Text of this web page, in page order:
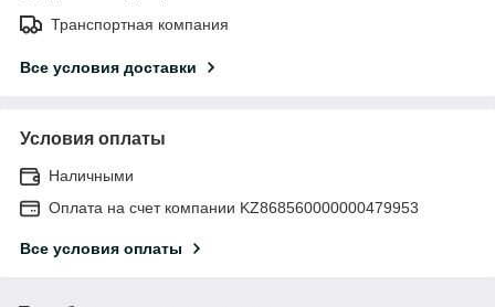
Транспортная компания
Все условия доставки
Условия оплаты
Наличными
Оплата на счет компании KZ868560000000479953
Все условия оплаты